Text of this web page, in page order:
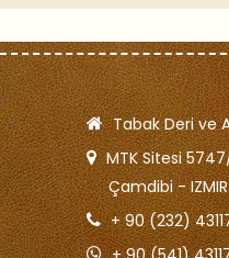
Tabak Deri ve
MTK Sitesi 5747/
Çamdibi - IZMIR /
+ 90 (232)